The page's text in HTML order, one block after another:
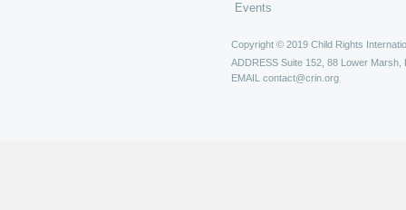
Events
Copyright © 2019 Child Rights
ADDRESS Suite 152, 88 Lower Marsh,
EMAIL contact@crin.org